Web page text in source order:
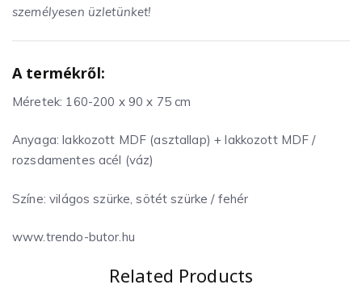
személyesen üzletünket!
A termékről:
Méretek: 160-200 x 90 x 75 cm
Anyaga: lakkozott MDF (asztallap) + lakkozott MDF /
rozsdamentes acél (váz)
Színe: világos szürke, sötét szürke / fehér
www.trendo-butor.hu
Related Products